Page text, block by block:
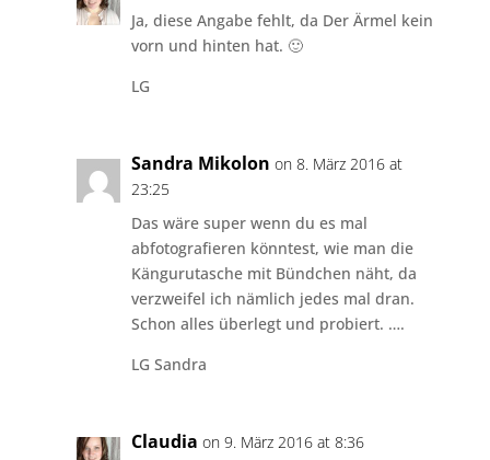
Ja, diese Angabe fehlt, da Der Ärmel kein
vorn und hinten hat. 🙂
LG
Sandra Mikolon on 8. März 2016 at
23:25
Das wäre super wenn du es mal
abfotografieren könntest, wie man die
Kängurutasche mit Bündchen näht, da
verzweifel ich nämlich jedes mal dran.
Schon alles überlegt und probiert. ….
LG Sandra
Claudia on 9. März 2016 at 8:36